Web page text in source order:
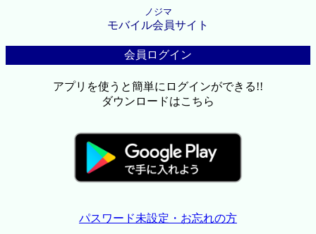
ノジマ
モバイル会員サイト
会員ログイン
アプリを使うと簡単にログインができる!!
ダウンロードはこちら
パスワード未設定・お忘れの方